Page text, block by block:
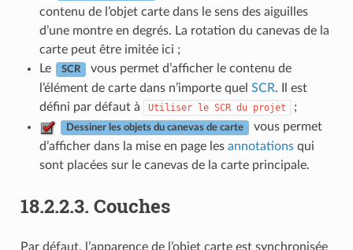
contenu de l’objet carte dans le sens des aiguilles
d’une montre en degrés. La rotation du canevas de la
carte peut être imitée ici ;
Le
SCR
vous permet d’afficher le contenu de
l’élément de carte dans n’importe quel SCR. Il est
défini par défaut à
Utiliser le SCR du projet ;
Dessiner les objets du canevas de carte
vous permet
d’afficher dans la mise en page les annotationsqui
sont placées sur le canevas de la carte principale.
18.2.2.3. Couches
Par défaut, l’apparence de l’objet carte est synchronisée